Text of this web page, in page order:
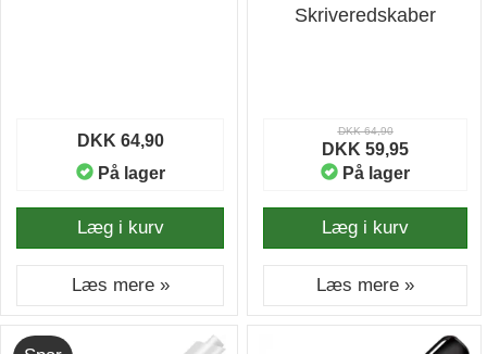
DKK 64,90
På lager
Læg i kurv
Læs mere »
Skriveredskaber
DKK 64,90
DKK 59,95
På lager
Læg i kurv
Læs mere »